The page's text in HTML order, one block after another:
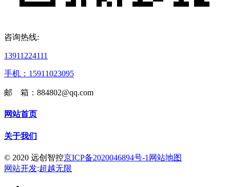
咨询热线:
13911224111
手机：15911023095
邮 箱：884802@qq.com
网站首页
关于我们
© 2020 远创智控京ICP备2020046894号-1 网站地图
网站开发:超越无限